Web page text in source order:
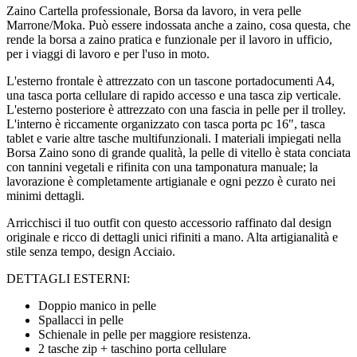
Zaino Cartella professionale, Borsa da lavoro, in vera pelle
Marrone/Moka. Può essere indossata anche a zaino, cosa questa, che
rende la borsa a zaino pratica e funzionale per il lavoro in ufficio,
per i viaggi di lavoro e per l'uso in moto.
L'esterno frontale è attrezzato con un tascone portadocumenti A4,
una tasca porta cellulare di rapido accesso e una tasca zip verticale.
L'esterno posteriore è attrezzato con una fascia in pelle per il trolley.
L'interno è riccamente organizzato con tasca porta pc 16", tasca
tablet e varie altre tasche multifunzionali. I materiali impiegati nella
Borsa Zaino sono di grande qualità, la pelle di vitello è stata conciata
con tannini vegetali e rifinita con una tamponatura manuale; la
lavorazione è completamente artigianale e ogni pezzo è curato nei
minimi dettagli.
Arricchisci il tuo outfit con questo accessorio raffinato dal design
originale e ricco di dettagli unici rifiniti a mano. Alta artigianalità e
stile senza tempo, design Acciaio.
DETTAGLI ESTERNI:
Doppio manico in pelle
Spallacci in pelle
Schienale in pelle per maggiore resistenza.
2 tasche zip + taschino porta cellulare